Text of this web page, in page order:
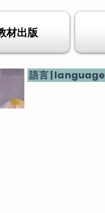
材出版
語言 | language